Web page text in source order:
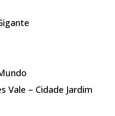
Vale – Cidade Jardim